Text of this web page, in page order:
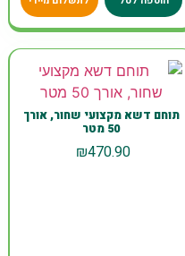
תוחם דשא מקצועי שחור, אורך
50 מטר
₪470.90